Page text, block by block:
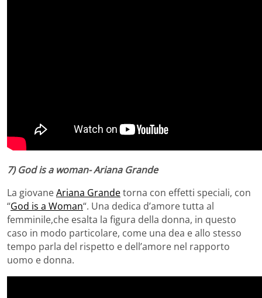
7) God is a woman- Ariana Grande
La giovaneAriana Grandetorna con effetti speciali, con
“God is a Woman“. Una dedica d’amore tutta al
femminile,che esalta la figura della donna, in questo
caso in modo particolare, come una dea e allo stesso
tempo parla del rispetto e dell’amore nel rapporto
uomo e donna.